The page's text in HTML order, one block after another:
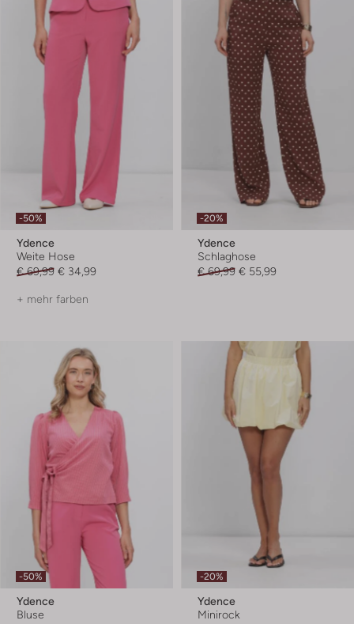
-50%
Ydence
Weite Hose
€ 69,99 € 34,99
+ mehr farben
-20%
Ydence
Schlaghose
€ 69,99 € 55,99
-50%
Ydence
Bluse
-20%
Ydence
Minirock